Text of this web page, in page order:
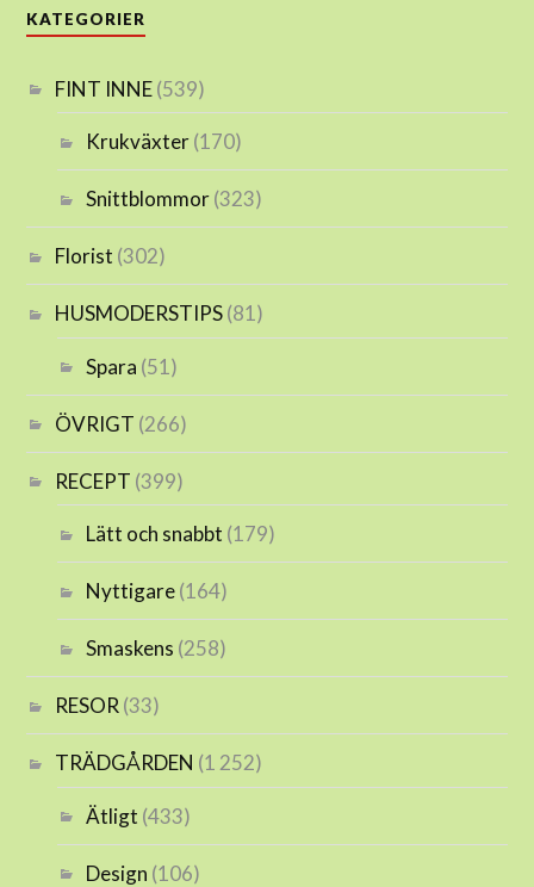
KATEGORIER
FINT INNE(539)
Krukväxter(170)
Snittblommor(323)
Florist (302)
HUSMODERSTIPS(81)
Spara (51)
ÖVRIGT (266)
RECEPT (399)
Lätt och snabbt (179)
Nyttigare(164)
Smaskens (258)
RESOR (33)
TRÄDGÅRDEN (1 252)
Ätligt (433)
Design (106)